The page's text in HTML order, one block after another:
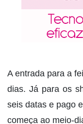
A entrada para a
dias. Já para os
seis datas e pago
começa ao meio-